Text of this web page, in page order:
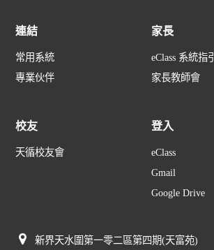
連結
常用系統
專業伙伴
家長
eClass 系統指引
家長教師會
校友
天循校友會
登入
eClass
Gmail
Google Drive
新界天水圍第一零二區第四期(天富苑)